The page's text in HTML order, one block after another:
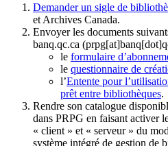
Demander un sigle de
et Archives Canada.
Envoyer les documents
banq.qc.ca
le formulaire
le questionnaire de
l’Entente pour
prêt entre bibliothèques.
Rendre son catalogue
dans PRPG en faisant activer
« client » et « serveur » du
système intégré de gestion de